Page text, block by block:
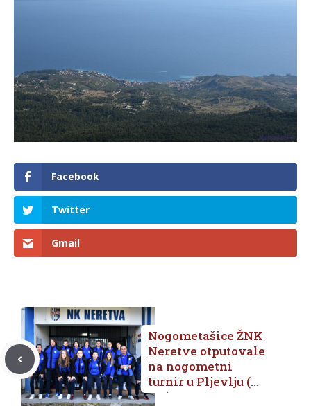
Facebook
Twitter
Gmail
Nogometašice ŽNK
Neretve otputovale
na nogometni
turnir u Pljevlju (
CG )